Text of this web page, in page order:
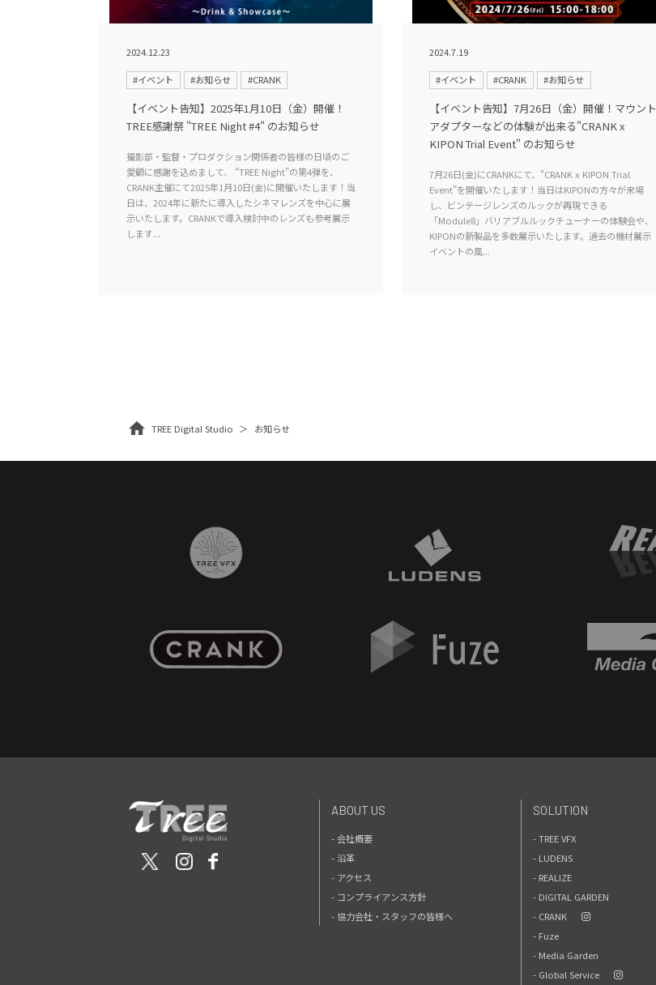
2024.12.23
#イベント #お知らせ #CRANK
【イベント告知】2025年1月10日（金）開催！
TREE感謝祭 "TREE Night #4" のお知らせ
撮影部・監督・プロダクション関係者の皆様の日頃のご
愛顧に感謝を込めまして、 "TREE Night"の第4弾を、
CRANK主催にて2025年1月10日(金)に開催いたします！当
日は、2024年に新たに導入したシネマレンズを中心に展
示いたします。CRANKで導入検討中のレンズも参考展示
します...
2024.7.19
#イベント #CRANK #お知らせ
【イベント告知】7月26日（金）開催！マウント
アダプターなどの体験が出来る"CRANK x
KIPON Trial Event" のお知らせ
7月26日(金)にCRANKにて、"CRANK x KIPON Trial
Event"を開催いたします！当日はKIPONの方々が来場
し、ビンテージレンズのルックが再現できる
「Module8」バリアブルルックチューナーの体験会や、
KIPONの新製品を多数展示いたします。過去の機材展示
イベントの風...
TREE Digital Studio お知らせ
ABOUT US
- 会社概要
- 沿革
- アクセス
- コンプライアンス方針
- 協力会社・スタッフの皆様へ
SOLUTION
- TREE VFX
- LUDENS
- REALIZE
- DIGITAL GARDEN
- CRANK
- Fuze
- Media Garden
- Global Service